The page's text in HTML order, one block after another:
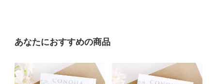
Mサイズ
16～21cm
あなたにおすすめの商品